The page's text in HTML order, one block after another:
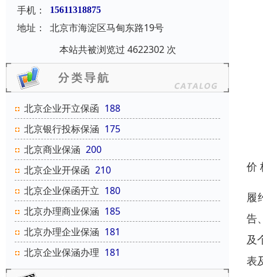
手机：
15611318875
地址：
北京市海淀区马甸东路19号
本站共被浏览过 4622302 次
北京企业开立保函 188
北京银行投标保涵 175
北京商业保涵 200
北京企业开保函 210
北京企业保函开立 180
北京办理商业保涵 185
北京办理企业保涵 181
北京企业保涵办理 181
价
履
告
及
表